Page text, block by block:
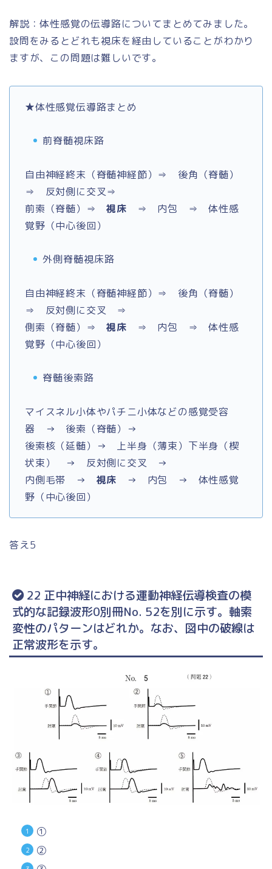
解説：体性感覚の伝導路についてまとめてみました。
設問をみるとどれも視床を経由していることがわかり
ますが、この問題は難しいです。
★体性感覚伝導路まとめ
前脊髄視床路
自由神経終末（脊髄神経節）⇒ 後角（脊髄）
⇒ 反対側に交叉⇒
前索（脊髄）⇒視床 ⇒ 内包 ⇒ 体性感
覚野（中心後回）
外側脊髄視床路
自由神経終末（脊髄神経節）⇒ 後角（脊髄）
⇒ 反対側に交叉 ⇒
側索（脊髄）⇒視床 ⇒ 内包 ⇒ 体性感
覚野（中心後回）
脊髄後索路
マイスネル小体やパチニ小体などの感覚受容
器 → 後索（脊髄）→
後索核（延髄）→ 上半身（薄束）下半身（楔
状束） → 反対側に交叉 →
内側毛帯 → 視床 → 内包 → 体性感覚
野（中心後回）
答え5
22 正中神経における運動神経伝導検査の模
式的な記録波形0別冊No. 52を別に示す。軸索
変性のパターンはどれか。なお、図中の破線は
正常波形を示す。
①
②